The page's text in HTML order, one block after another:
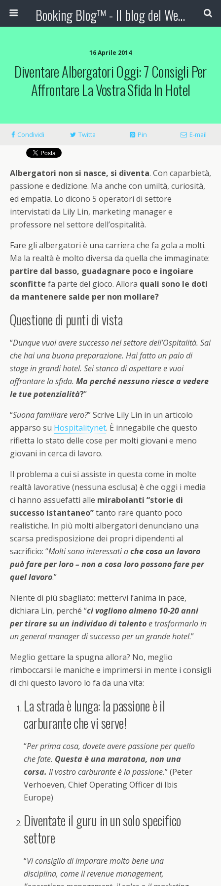
Booking Blog™ - Il blog del Web Marketing Turistico
16 Aprile 2014
Diventare Albergatori Oggi: 7 Consigli Per
Affrontare La Vostra Sfida In Hotel
Condividi Twitta Pin E-mail
Albergatori non si nasce, si diventa. Con caparbietà,
passione e dedizione. Ma anche con umiltà, curiosità,
ed empatia. Lo dicono 5 operatori di settore
intervistati da Lily Lin, marketing manager e
professore nel settore dell’ospitalità.
Fare gli albergatori è una carriera che fa gola a molti.
Ma la realtà è molto diversa da quella che immaginate:
partire dal basso, guadagnare poco e ingoiare
sconfitte fa parte del gioco. Allora quali sono le doti
da mantenere salde per non mollare?
Questione di punti di vista
“Dunque vuoi avere successo nel settore dell’Ospitalità. Sai
che hai una buona preparazione. Hai fatto un paio di
stage in grandi hotel. Sei stanco di aspettare e vuoi
affrontare la sfida. Ma perché nessuno riesce a vedere
le tue potenzialità?”
“Suona familiare vero?” Scrive Lily Lin in un articolo
apparso su Hospitalitynet. È innegabile che questo
rifletta lo stato delle cose per molti giovani e meno
giovani in cerca di lavoro.
Il problema a cui si assiste in questa come in molte
realtà lavorative (nessuna esclusa) è che oggi i media
ci hanno assuefatti alle mirabolanti “storie di
successo istantaneo”tanto rare quanto poco
realistiche. In più molti albergatori denunciano una
scarsa predisposizione dei propri dipendenti al
sacrificio: “Molti sono interessati ache cosa un lavoro
può fare per loro – non a cosa loro possono fare per
quel lavoro.”
Niente di più sbagliato: mettervi l’anima in pace,
dichiara Lin, perché “ci vogliono almeno 10-20 anni
per tirare su un individuo di talentoe trasformarlo in
un general manager di successo per un grande hotel.”
Meglio gettare la spugna allora? No, meglio
rimboccarsi le maniche e imprimersi in mente i consigli
di chi questo lavoro lo fa da una vita:
La strada è lunga: la passione è il
carburante che vi serve!
“Per prima cosa, dovete avere passione per quello
che fate. Questa è una maratona, non una
corsa. Il vostro carburante è la passione.” (Peter
Verhoeven, Chief Operating Officer di Ibis
Europe)
Diventate il guru in un solo specifico
settore
“Vi consiglio di imparare molto bene una
disciplina, come il revenue management,